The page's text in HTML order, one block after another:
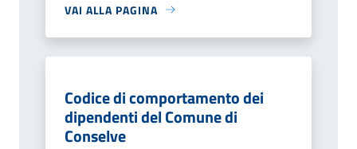
VAI ALLA PAGINA
Codice di comportamento dei
dipendenti del Comune di
Conselve